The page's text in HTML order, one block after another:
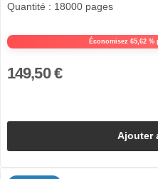
Économisez 65,62
Quantité : 18000 pages
149,50 €
Ajouter